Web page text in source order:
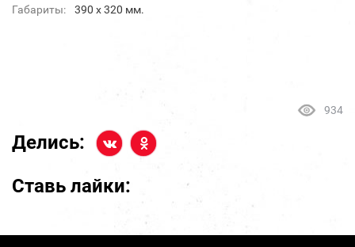
Габариты:
390 x 320 мм.
934
Делись:
Ставь лайки: